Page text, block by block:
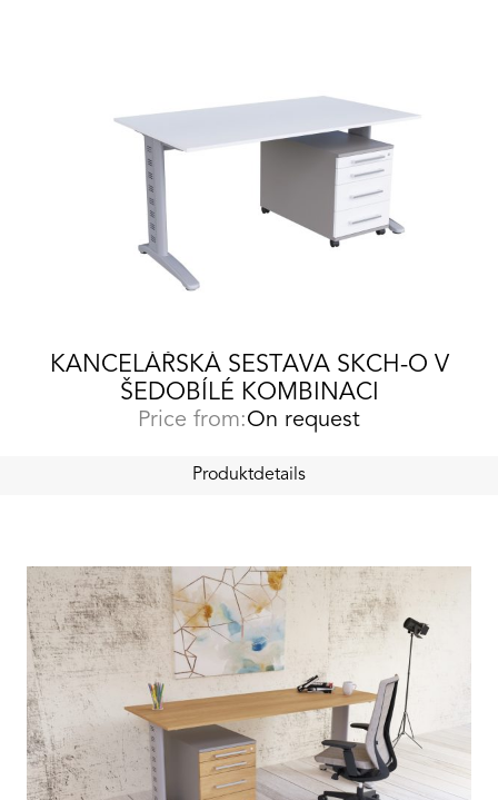
KANCELÁŘSKÁ SESTAVA SKCH-O V
ŠEDOBÍLÉ KOMBINACI
Price from:On request
Produktdetails